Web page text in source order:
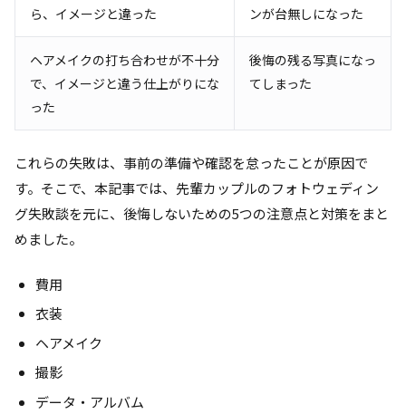
ら、イメージと違った
ンが台無しになった
ヘアメイクの打ち合わせが不十分
で、イメージと違う仕上がりにな
った
後悔の残る写真になっ
てしまった
これらの失敗は、事前の準備や確認を怠ったことが原因で
す。そこで、本記事では、先輩カップルのフォトウェディン
グ失敗談を元に、後悔しないための5つの注意点と対策をまと
めました。
費用
衣装
ヘアメイク
撮影
データ・アルバム